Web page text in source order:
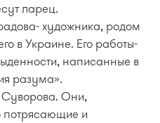
ларец.
художника, родом
в Украине. Его работы-
написанные в
разума».
Они,
потрясающие и